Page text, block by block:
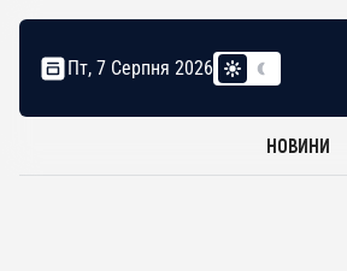
Пт, 7 Серпня 2026
НОВИНИ